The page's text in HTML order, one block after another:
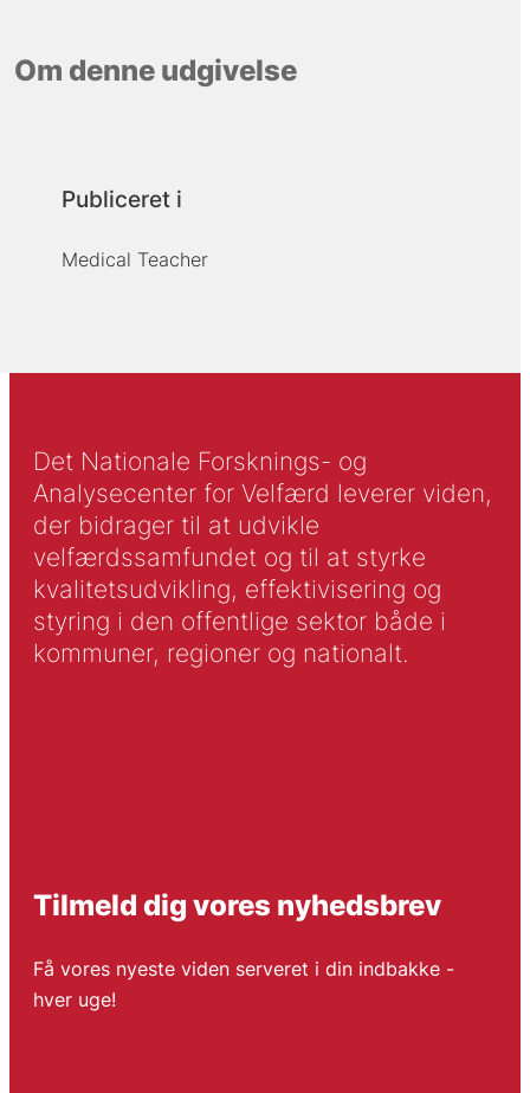
Om denne udgivelse
Publiceret i
Medical Teacher
Det Nationale Forsknings- og
Analysecenter for Velfærd leverer viden,
der bidrager til at udvikle
velfærdssamfundet og til at styrke
kvalitetsudvikling, effektivisering og
styring i den offentlige sektor både i
kommuner, regioner og nationalt.
Tilmeld dig vores nyhedsbrev
Få vores nyeste viden serveret i din indbakke -
hver uge!